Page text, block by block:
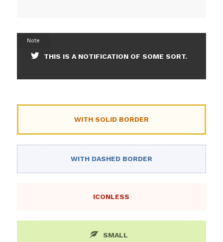
Note
THIS IS A NOTIFICATION OF SOME SORT.
WITH SOLID BORDER
WITH DASHED BORDER
ICONLESS
SMALL